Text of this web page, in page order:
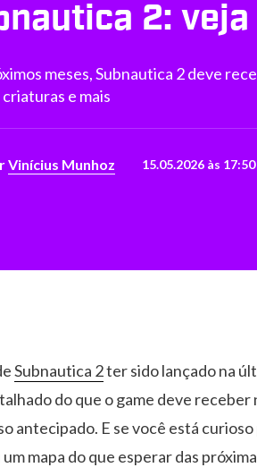
2:
meses, Subnautica 2 deve
criaturas e mais
Vinícius Munhoz 15.05.2026 às 17:50
Subnautica 2ter sido lançado na
do que o game deve
antecipado. E se você está
mapa do que esperar das